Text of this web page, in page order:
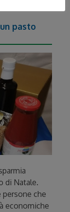
pasto
di Natale.
che
economiche